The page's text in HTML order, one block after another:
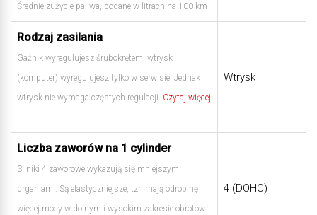
Średnie zużycie paliwa, podane w litrach na 100 km
Rodzaj zasilania
Gaźnik wyregulujesz śrubokrętem, wtrysk
(komputer) wyregulujesz tylko w serwisie. Jednak
wtrysk nie wymaga częstych regulacji. Czytaj więcej
Wtrysk
Liczba zaworów na 1 cylinder
Silniki 4 zaworowe wykazują się mniejszymi
drganiami. Są elastyczniejsze, tzn mają odrobinę
więcej mocy w dolnym i wysokim zakresie obrotów.
4 (DOHC)